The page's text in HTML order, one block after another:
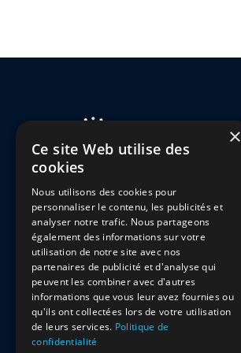
1336 Ch. De Waterloo
1180 Bruxelles
Phone:+32 2 646 47 47
Zeitlicher Ablauf: Mo - Fr / 9:00 - 18:00
24/7 CHAT
Contactez-nous via le chat
×
Ce site Web utilise des
cookies
Nous utilisons des cookies pour
personnaliser le contenu, les publicités et
analyser notre trafic. Nous partageons
également des informations sur votre
utilisation de notre site avec nos
partenaires de publicité et d'analyse qui
peuvent les combiner avec d'autres
informations que vous leur avez fournies ou
qu'ils ont collectées lors de votre utilisation
de leurs services. Politique de
confidentialité